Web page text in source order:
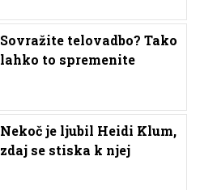
Sovražite telovadbo? Tako
lahko to spremenite
Nekoč je ljubil Heidi Klum,
zdaj se stiska k njej